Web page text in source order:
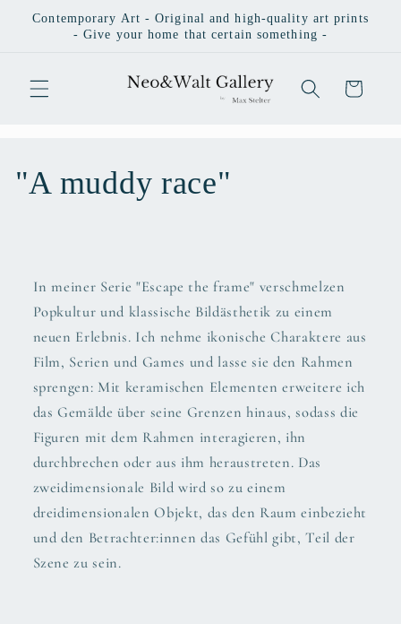
Skip to
content
Contemporary Art - Original and high-quality art prints
- Give your home that certain something -
Cart
C
"A muddy race"
In meiner Serie "Escape the frame" verschmelzen
Popkultur und klassische Bildästhetik zu einem
neuen Erlebnis. Ich nehme ikonische Charaktere aus
Film, Serien und Games und lasse sie den Rahmen
sprengen: Mit keramischen Elementen erweitere ich
das Gemälde über seine Grenzen hinaus, sodass die
Figuren mit dem Rahmen interagieren, ihn
durchbrechen oder aus ihm heraustreten. Das
zweidimensionale Bild wird so zu einem
dreidimensionalen Objekt, das den Raum einbezieht
und den Betrachter:innen das Gefühl gibt, Teil der
Szene zu sein.